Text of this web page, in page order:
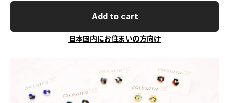
Add to cart
日本国内にお住まいの方向け